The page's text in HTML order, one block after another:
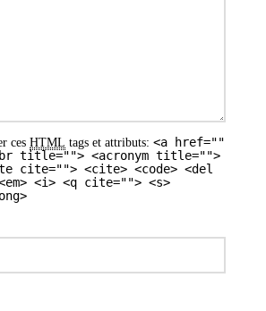
ces HTML tags et attributs: <a href=""
title=""> <acronym title="">
cite=""> <cite> <code> <del
<i> <q cite=""> <s>